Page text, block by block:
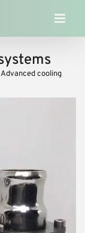
Advanced cooling